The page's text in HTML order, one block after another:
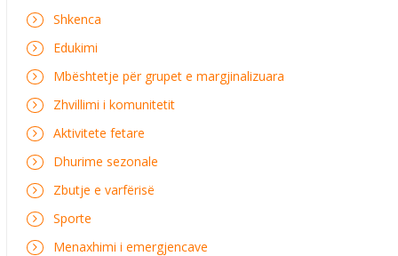
Shkenca
Edukimi
Mbështetje për grupet e margjinalizuara
Zhvillimi i komunitetit
Aktivitete fetare
Dhurime sezonale
Zbutje e varfërisë
Sporte
Menaxhimi i emergjencave